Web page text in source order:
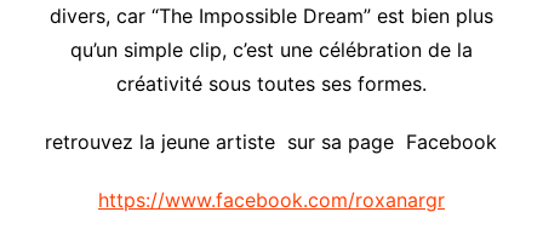
divers, car “The Impossible Dream” est bien plus
qu’un simple clip, c’est une célébration de la
créativité sous toutes ses formes.
retrouvez la jeune artiste sur sa page Facebook
https://www.facebook.com/roxanargr